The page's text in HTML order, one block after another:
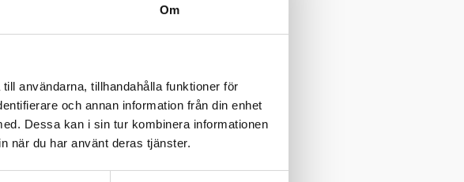
Om
användarna, tillhandahålla funktioner för
och annan information från din enhet
Dessa kan i sin tur kombinera informationen
när du har använt deras tjänster.